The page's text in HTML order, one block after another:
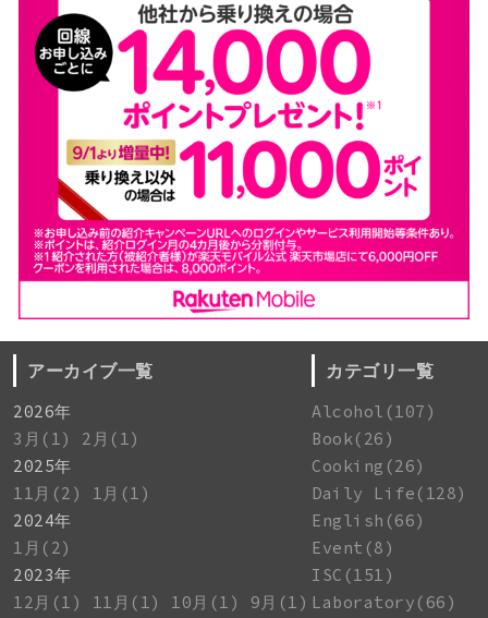
アーカイブ一覧
2026年
3月(1)
2月(1)
2025年
11月(2)
1月(1)
2024年
1月(2)
2023年
12月(1)
11月(1) 10月(1)
9月(1)
カテゴリ一覧
Alcohol(107)
Book(26)
Cooking(26)
Daily Life(128)
English(66)
Event(8)
ISC(151)
Laboratory(66)